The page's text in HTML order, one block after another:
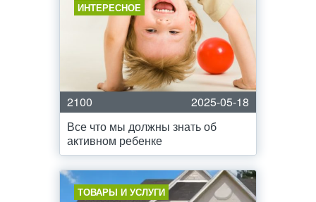
ИНТЕРЕСНОЕ
2100
2025-05-18
Все что мы должны знать об
активном ребенке
ТОВАРЫ И УСЛУГИ